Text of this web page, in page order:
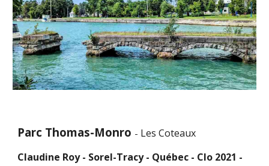
Parc Thomas-Monro - Les Coteaux
Claudine Roy - Sorel-Tracy - Québec - Clo 2021 -